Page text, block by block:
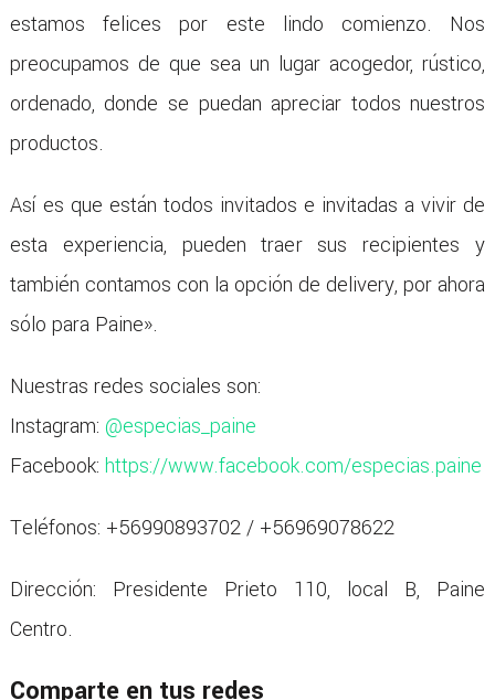
estamos felices por este lindo comienzo. Nos
preocupamos de que sea un lugar acogedor, rústico,
ordenado, donde se puedan apreciar todos nuestros
productos.
Así es que están todos invitados e invitadas a vivir de
esta experiencia, pueden traer sus recipientes y
también contamos con la opción de delivery, por ahora
sólo para Paine».
Nuestras redes sociales son:
Instagram: @especias_paine
Facebook: https://www.facebook.com/especias.paine
Teléfonos: +56990893702 / +56969078622
Dirección: Presidente Prieto 110, local B, Paine
Centro.
Comparte en tus redes